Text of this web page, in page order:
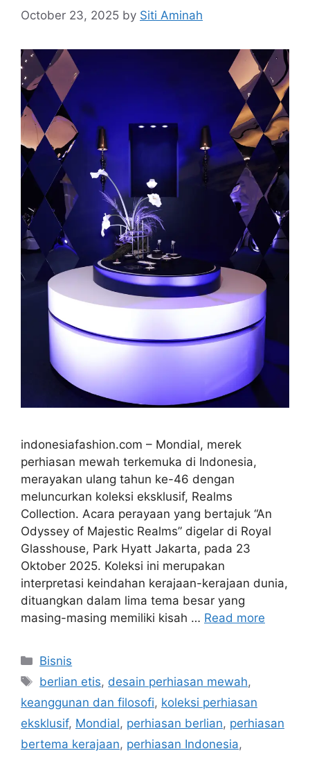
October 23, 2025 by Siti Aminah
indonesiafashion.com – Mondial, merek
perhiasan mewah terkemuka di Indonesia,
merayakan ulang tahun ke-46 dengan
meluncurkan koleksi eksklusif, Realms
Collection. Acara perayaan yang bertajuk “An
Odyssey of Majestic Realms” digelar di Royal
Glasshouse, Park Hyatt Jakarta, pada 23
Oktober 2025. Koleksi ini merupakan
interpretasi keindahan kerajaan-kerajaan dunia,
dituangkan dalam lima tema besar yang
masing-masing memiliki kisah … Read more
Categories
Bisnis
Tags
berlian etis, desain perhiasan mewah,
keanggunan dan filosofi, koleksi perhiasan
eksklusif, Mondial, perhiasan berlian, perhiasan
bertema kerajaan, perhiasan Indonesia,